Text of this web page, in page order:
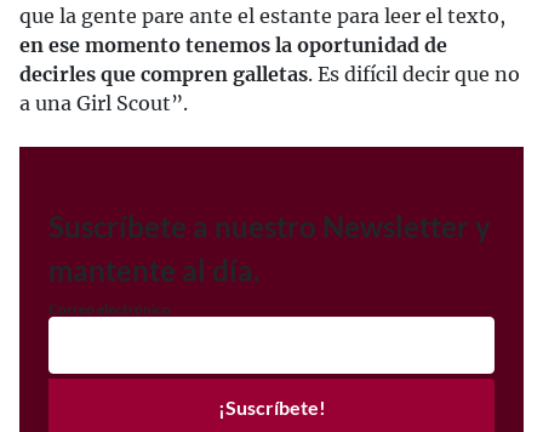
que la gente pare ante el estante para leer el texto,
en ese momento tenemos la oportunidad de
decirles que compren galletas. Es difícil decir que no
a una Girl Scout”.
Suscríbete a nuestro Newsletter y
mantente al día.
Correo electrónico
¡Suscríbete!